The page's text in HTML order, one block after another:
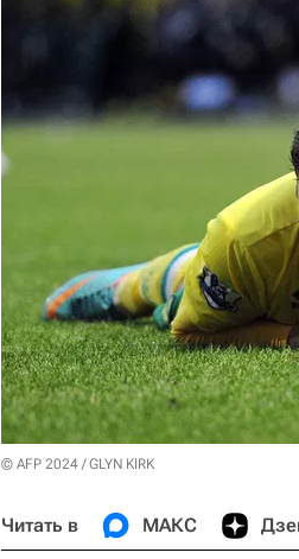
© AFP 2024 / GLYN KIRK
Читать в МАКС